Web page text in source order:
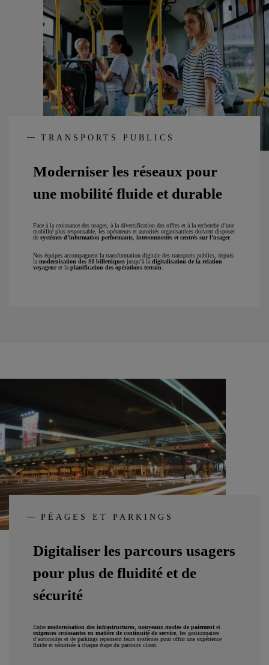
Moderniser les réseaux pour
une mobilité fluide et durable
TRANSPORTS PUBLICS
Face à la croissance des usages, à la diversification des offres et à la recherche d’une
mobilité plus responsable, les opérateurs et autorités organisatrices doivent disposer
de systèmes d’information performants, interconnectés et centrés sur l’usager.
Nos équipes accompagnent la transformation digitale des transports publics, depuis
la modernisation des SI billettiques jusqu’à la digitalisation de la relation
voyageuret la planification des opérations terrain.
Digitaliser les parcours usagers
pour plus de fluidité et de
sécurité
PÉAGES ET PARKINGS
Entre modernisation des infrastructures, nouveaux modes de paiement et
exigences croissantes en matière de continuité de service, les gestionnaires
d’autoroutes et de parkings repensent leurs systèmes pour offrir une expérience
fluide et sécurisée à chaque étape du parcours client.